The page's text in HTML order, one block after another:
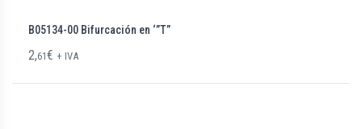
B05134-00 Bifurcación en ‘”T”
2,61€ + IVA